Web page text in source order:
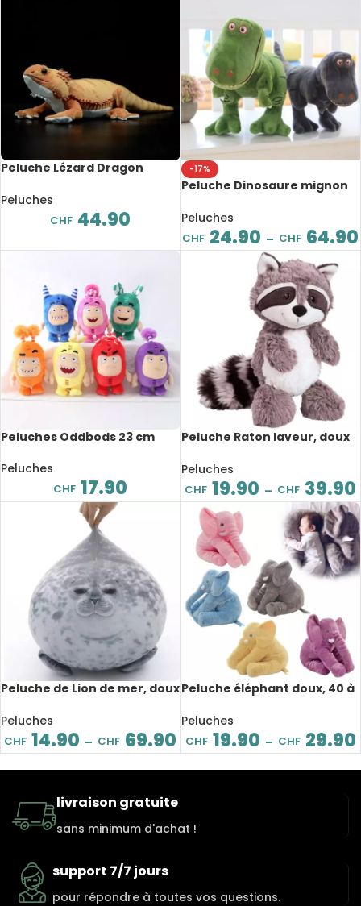
Peluche Lézard Dragon
Peluches
CHF 44.90
-17%
Peluche Dinosaure mignon
Peluches
CHF 24.90 – CHF 64.90
Peluches Oddbods 23 cm
Peluches
CHF 17.90
Peluche Raton laveur, doux
Peluches
CHF 19.90 – CHF 39.90
Peluche de Lion de mer, doux
cm
Peluches
CHF 14.90 – CHF 69.90
Peluche éléphant doux, 40 à
Peluches
CHF 19.90 – CHF 29.90
livraison gratuite
sans minimum d'achat !
support 7/7 jours
pour répondre à toutes vos questions.